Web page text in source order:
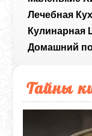
Лечебная
Кулинарная
Домашний
Тайны